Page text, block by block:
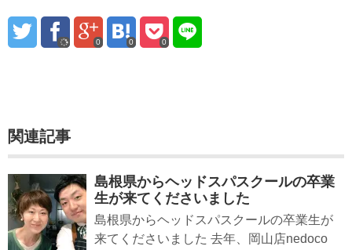
0 0 0
関連記事
島根県からヘッドスパスクールの卒業
生が来てくださいました
島根県からヘッドスパスクールの卒業生が
来てくださいました 去年、岡山店nedoco